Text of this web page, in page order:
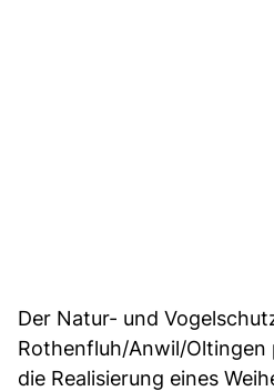
Der Natur- und
Rothenfluh/Anwil/
die Realisierung eines